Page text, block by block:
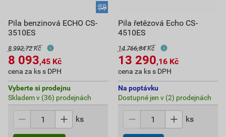
Pila benzinová ECHO CS-
3510ES
8 992,72 Kč
8 093,45 Kč
cena za ks s DPH
Vyberte si prodejnu
Skladem v (36) prodejnách
ks
Pila řetězová Echo CS-
4510ES
14 766,84 Kč
13 290,16 Kč
cena za ks s DPH
Na poptávku
Dostupné jen v (2) prodejnách
ks